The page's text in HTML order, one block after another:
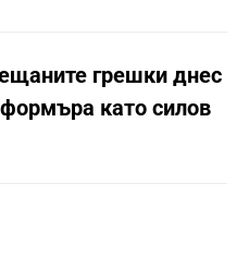
грешки днес
като силов